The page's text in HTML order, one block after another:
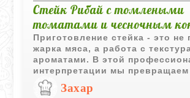
Стейк Рибай с томлеными
томатами и чесночным
Приготовление стейка - это не
жарка мяса, а работа с
ароматами. В этой
интерпретации мы превращаем
количество чеснока из
изысканный гарнир. Вместо
Захар